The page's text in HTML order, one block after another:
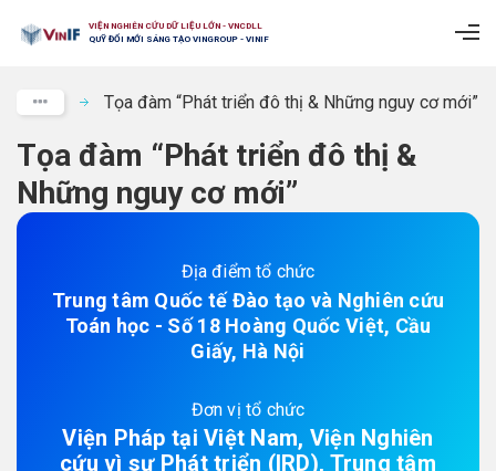
VIỆN NGHIÊN CỨU DỮ LIỆU LỚN - VNCDLL
QUỸ ĐỔI MỚI SÁNG TẠO VINGROUP - VINIF
Tọa đàm “Phát triển đô thị & Những nguy cơ mới”
Tọa đàm “Phát triển đô thị &
Những nguy cơ mới”
Địa điểm tổ chức
Trung tâm Quốc tế Đào tạo và Nghiên cứu
Toán học - Số 18 Hoàng Quốc Việt, Cầu
Giấy, Hà Nội
Đơn vị tổ chức
Viện Pháp tại Việt Nam, Viện Nghiên
cứu vì sự Phát triển (IRD), Trung tâm